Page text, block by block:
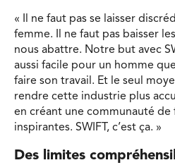
« Il ne faut pas se laisser
femme. Il ne faut pas baisser
nous abattre. Notre but avec
aussi facile pour un homme
faire son travail. Et le seul
rendre cette industrie plus
en créant une communauté de
inspirantes. SWIFT, c’est ça. »
Des limites